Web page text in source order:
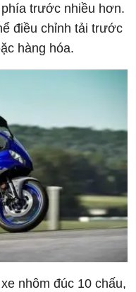
trước nhiều hơn.
điều chỉnh tải trước
hàng hóa.
nhôm đúc 10 chấu,